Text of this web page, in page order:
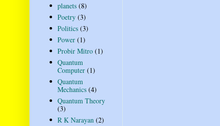
planets (8)
Poetry (3)
Politics (3)
Power (1)
Probir Mitro (1)
Quantum
Computer (1)
Quantum
Mechanics (4)
Quantum Theory
(3)
R K Narayan (2)